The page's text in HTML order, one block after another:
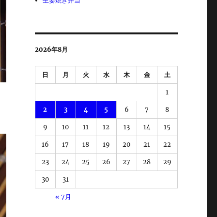
2026年8月
日 月 火 水 木 金 土
1
2 3 4 5 6 7 8
9 10 11 12 13 14 15
16 17 18 19 20 21 22
23 24 25 26 27 28 29
30 31
« 7月